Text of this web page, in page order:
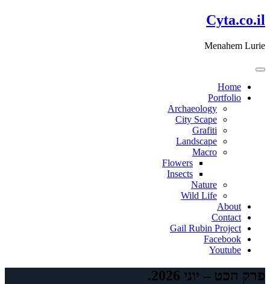
דלג
לתוכן
Cyta.co.il
Menahem Lurie
Home
Portfolio
Archaeology
City Scape
Grafiti
Landscape
Macro
Flowers
Insects
Nature
Wild Life
About
Contact
Gail Rubin Project
Facebook
Youtube
פרק הכט – יוני 2026.